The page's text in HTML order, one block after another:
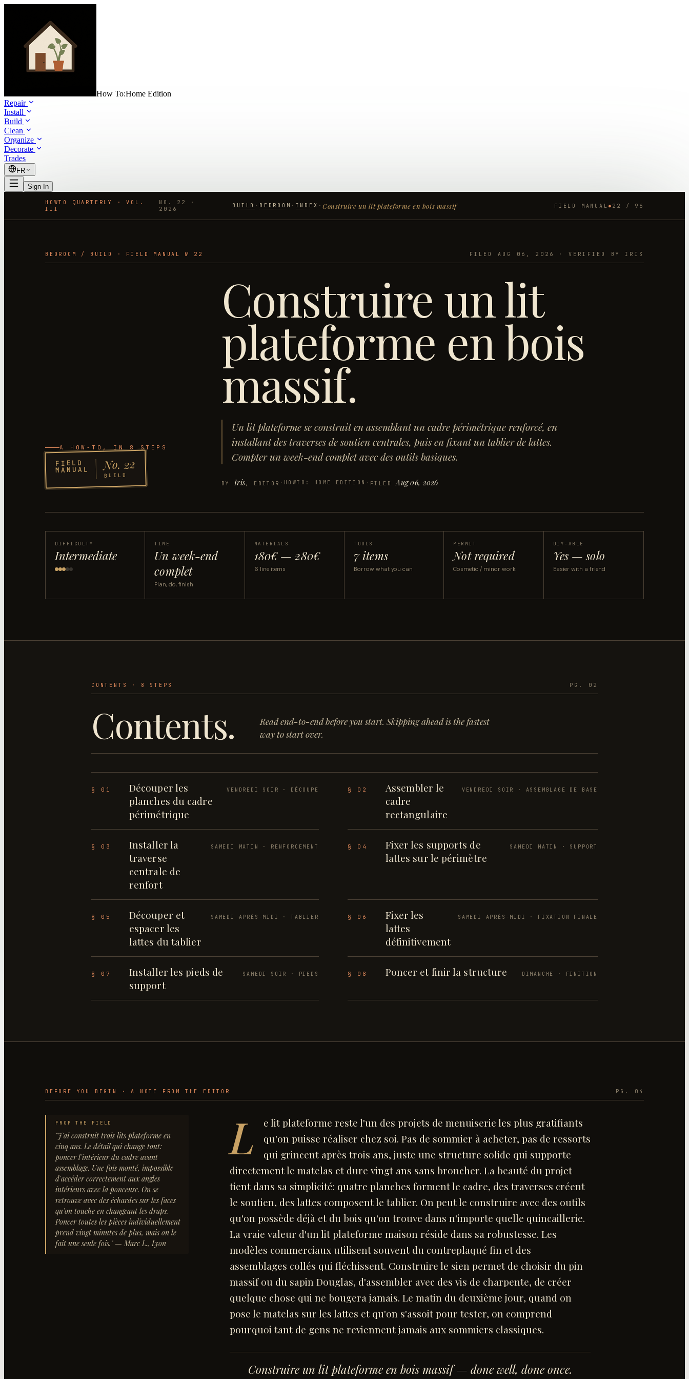
How To:Home Edition
Repair
Install
Build
Clean
Organize
Decorate
Trades
FR
Sign In
HOWTO QUARTERLY · VOL.
III
NO. 22
·
2026
BUILD · BEDROOM · INDEX ·Construire un lit plateforme en bois massif FIELD MANUAL ● 22 / 96
BEDROOM / BUILD · FIELD MANUAL № 22 FILED AUG 06, 2026 · VERIFIED BY IRIS
A HOW-TO , IN 8 STEPS
FIELD
MANUAL No.22
BUILD
Construire un lit
plateforme en bois
massif.
Un lit plateforme se construit en assemblant un cadre périmétrique renforcé, en
installant des traverses de soutien centrales, puis en fixant un tablier de lattes.
Compter un week-end complet avec des outils basiques.
BYIris, EDITOR · HOWTO: HOME EDITION · FILEDAug 06, 2026
DIFFICULTY
Intermediate
TIME
Un week-end
complet
Plan, do, finish
MATERIALS
180€ — 280€
6 line items
TOOLS
7 items
Borrow what you can
PERMIT
Not required
Cosmetic / minor work
DIY-ABLE
Yes — solo
Easier with a friend
CONTENTS · 8 STEP S PG. 02
Contents.
Read end-to-end before you start. Skipping ahead is the fastest
way to start over.
§ 01
Découper les
planches du cadre
périmétrique
VENDREDI SOIR · DÉCOUPE § 02
Assembler le
cadre
rectangulaire
VENDREDI SOIR · ASSEMBLAGE DE BASE
§ 03
Installer la
traverse
centrale de
renfort
SAMEDI MATIN · RENFORCEMENT § 04
Fixer les supports de
lattes sur le périmètre
SAMEDI MATIN · SUPPORT
§ 05
Découper et
espacer les
lattes du tablier
SAMEDI APRÈS-MIDI · TABLIER § 06
Fixer les
lattes
définitivement
SAMEDI APRÈS-MIDI · FIXATION FINALE
§ 07
Installer les pieds de
support
SAMEDI SOIR · PIEDS § 08 Poncer et finir la structure DIMANCHE · FINITION
BEFORE YOU BEGIN · A NOTE FROM THE EDITOR PG. 04
FROM THE FIELD
"J'ai construit trois lits plateforme en
cinq ans. Le détail qui change tout:
poncer l'intérieur du cadre avant
assemblage. Une fois monté, impossible
d'accéder correctement aux angles
intérieurs avec la ponceuse. On se
retrouve avec des échardes sur les faces
qu'on touche en changeant les draps.
Poncer toutes les pièces individuellement
prend vingt minutes de plus, mais on le
fait une seule fois."— Marc L., Lyon
L
e lit plateforme reste l'un des projets de menuiserie les plus gratifiants
qu'on puisse réaliser chez soi. Pas de sommier à acheter, pas de ressorts
qui grincent après trois ans, juste une structure solide qui supporte
directement le matelas et dure vingt ans sans broncher. La beauté du projet
tient dans sa simplicité: quatre planches forment le cadre, des traverses créent
le soutien, des lattes composent le tablier. On peut le construire avec des outils
qu'on possède déjà et du bois qu'on trouve dans n'importe quelle quincaillerie.
La vraie valeur d'un lit plateforme maison réside dans sa robustesse. Les
modèles commerciaux utilisent souvent du contreplaqué fin et des
assemblages collés qui fléchissent. Construire le sien permet de choisir du pin
massif ou du sapin Douglas, d'assembler avec des vis de charpente, de créer
quelque chose qui ne bougera jamais. Le matin du deuxième jour, quand on
pose le matelas sur les lattes et qu'on s'assoit pour tester, on comprend
pourquoi tant de gens ne reviennent jamais aux sommiers classiques.
Construire un lit plateforme en bois massif— done well, done once.